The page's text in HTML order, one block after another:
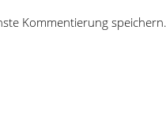
Kommentierung speichern.